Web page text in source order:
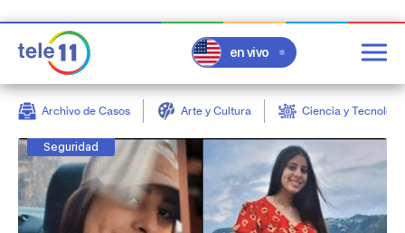
en vivo
Archivo de Casos Arte y Cultura Ciencia y
Seguridad
post